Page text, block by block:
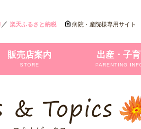
／ 楽天ふるさと納税 病院・産院様専用サイト
販売店案内
STORE
出産・子
PARENTING